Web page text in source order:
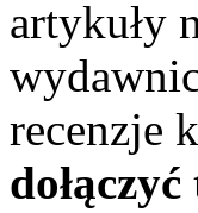
artykuły
recenzje